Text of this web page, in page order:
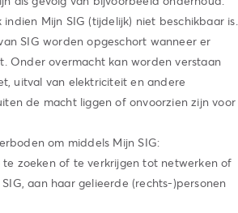
indien Mijn SIG (tijdelijk) niet beschikbaar is.
SIG worden opgeschort wanneer er
Onder overmacht kan worden verstaan
uitval van elektriciteit en andere
de macht liggen of onvoorzien zijn voor
om middels Mijn SIG:
zoeken of te verkrijgen tot netwerken of
aan haar gelieerde (rechts-)personen